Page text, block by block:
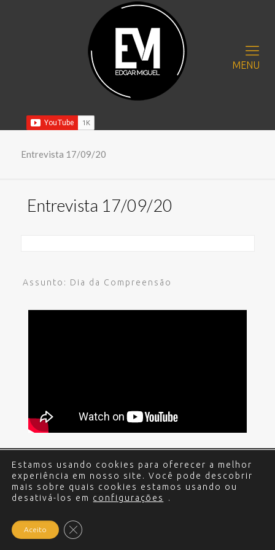
MENU
Entrevista 17/09/20
Entrevista 17/09/20
Assunto: Dia da Compreensão
© 2017 - 2024 Edgar Miguel. Todos os direitos
reservados. Política de Privacidade.Criação e
Desenvolvimento do site: Alex Sanches
Estamos usando cookies para oferecer a melhor
experiência em nosso site. Você pode descobrir
mais sobre quais cookies estamos usando ou
desativá-los em configurações .
Aceito Close GDPR Cookie Banner